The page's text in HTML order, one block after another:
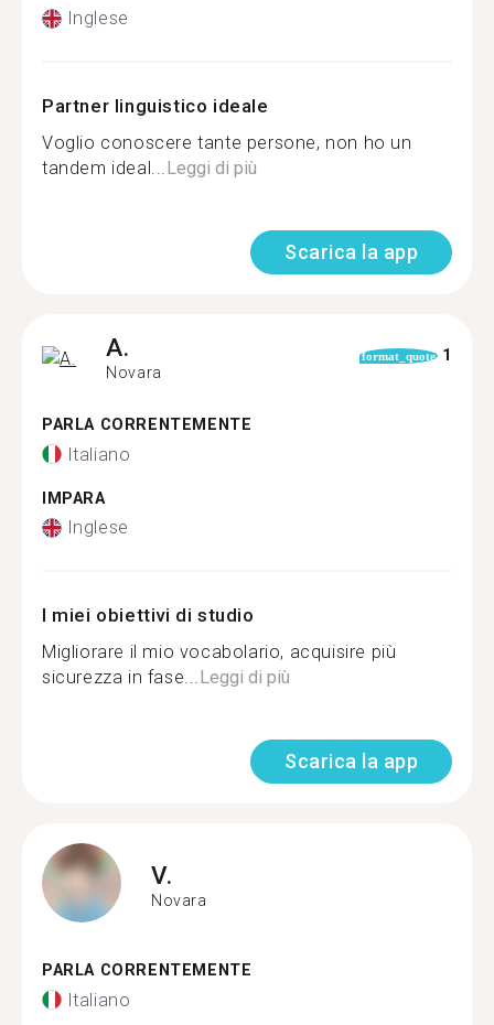
Inglese
Partner linguistico ideale
Voglio conoscere tante persone, non ho un
tandem ideal...Leggi di più
Scarica la app
A.
Novara
format_quote 1
PARLA CORRENTEMENTE
Italiano
IMPARA
Inglese
I miei obiettivi di studio
Migliorare il mio vocabolario, acquisire più
sicurezza in fase...Leggi di più
Scarica la app
V.
Novara
PARLA CORRENTEMENTE
Italiano